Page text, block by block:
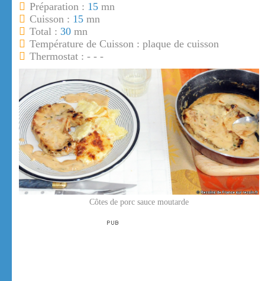
Préparation : 15 mn
Cuisson : 15 mn
Total : 30 mn
Température de Cuisson : plaque de cuisson
Thermostat : - - -
Côtes de porc sauce moutarde